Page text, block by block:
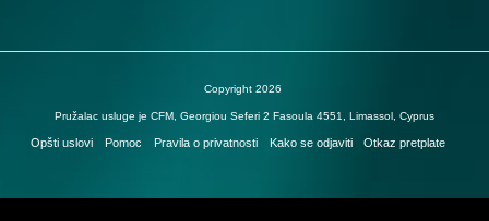
Copyright 2026
Pružalac usluge je CFM, Georgiou Seferi 2 Fasoula 4551, Limassol, Cyprus
Opšti uslovi Pomoc Pravila o privatnosti Kako se odjaviti Otkaz pretplate